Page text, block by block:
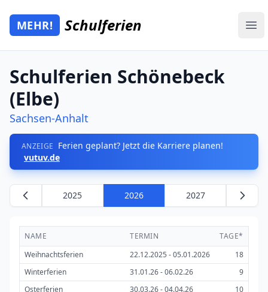
Zum Hauptinhalt springen
Mehr Schulferien
MEHR! Schulferien
Schulferien Schönebeck
(Elbe)
Sachsen-Anhalt
ANZEIGE Ferien geplant? Jetzt die Karriere planen!
vutuv.de
2025 2026 2027
NAME TERMIN
TAGE*
Weihnachtsferien
22.12.2025 - 05.01.2026
18
Winterferien
31.01.26 - 06.02.26
9
Osterferien
30.03.26 - 04.04.26
10